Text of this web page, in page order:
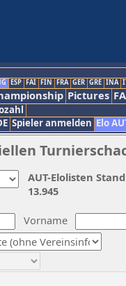
ESP FAI FIN FRA GER GRE INA
Pictures
Spieler anmelden Elo
Vorname
AUT-Elolisten
13.945